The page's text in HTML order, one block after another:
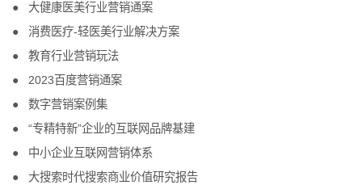
大健康医美行业营销通案
消费医疗-轻医美行业解决方案
教育行业营销玩法
2023百度营销通案
数字营销案例集
“专精特新”企业的互联网品牌基建
中小企业互联网营销体系
大搜索时代搜索商业价值研究报告